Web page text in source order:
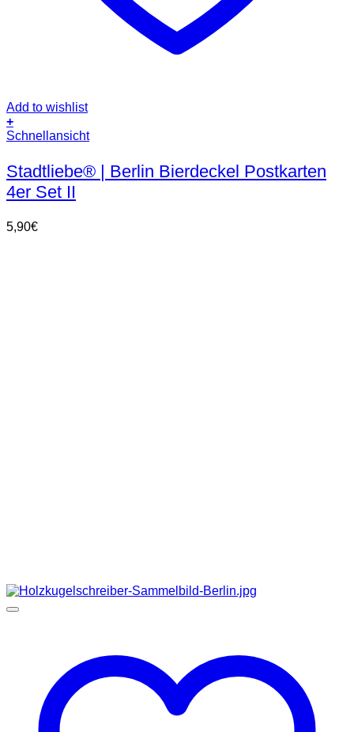
Add to wishlist
+
Schnellansicht
Stadtliebe® | Berlin Bierdeckel Postkarten
4er Set II
5,90€